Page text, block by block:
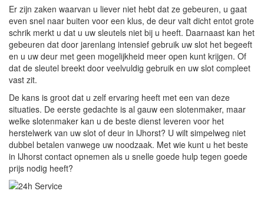
Er zijn zaken waarvan u liever niet hebt dat ze gebeuren, u gaat
even snel naar buiten voor een klus, de deur valt dicht entot grote
schrik merkt u dat u uw sleutels niet bij u heeft. Daarnaast kan het
gebeuren dat door jarenlang intensief gebruik uw slot het begeeft
en u uw deur met geen mogelijkheid meer open kunt krijgen. Of
dat de sleutel breekt door veelvuldig gebruik en uw slot compleet
vast zit.
De kans is groot dat u zelf ervaring heeft met een van deze
situaties. De eerste gedachte is al gauw een slotenmaker, maar
welke slotenmaker kan u de beste dienst leveren voor het
herstelwerk van uw slot of deur in IJhorst? U wilt simpelweg niet
dubbel betalen vanwege uw noodzaak. Met wie kunt u het beste
in IJhorst contact opnemen als u snelle goede hulp tegen goede
prijs nodig heeft?